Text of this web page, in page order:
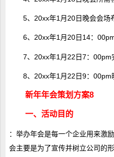
5、20xx年1月20日晚会会场
6、20xx年1月20日14：
7、20xx年1月22日7：00pm
8、20xx年1月22日9：00pm
新年年会策划方案8
一、活动目的
：举办年会是每一个企业用来激
会主要是为了宣传并树立公司的